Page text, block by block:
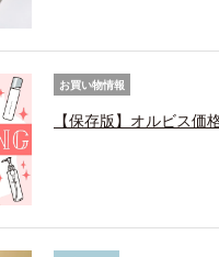
お買い物情報
【保存版】オルビス